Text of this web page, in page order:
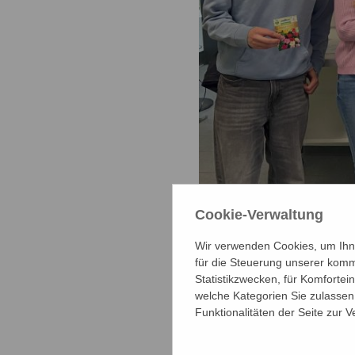
Piotrowski, Jan-Paul
Im
Cookie-Verwaltung
Wir verwenden Cookies, um
für die Steuerung unserer
Statistikzwecken, für
welche Kategorien Sie
Funktionalitäten der Seite zur